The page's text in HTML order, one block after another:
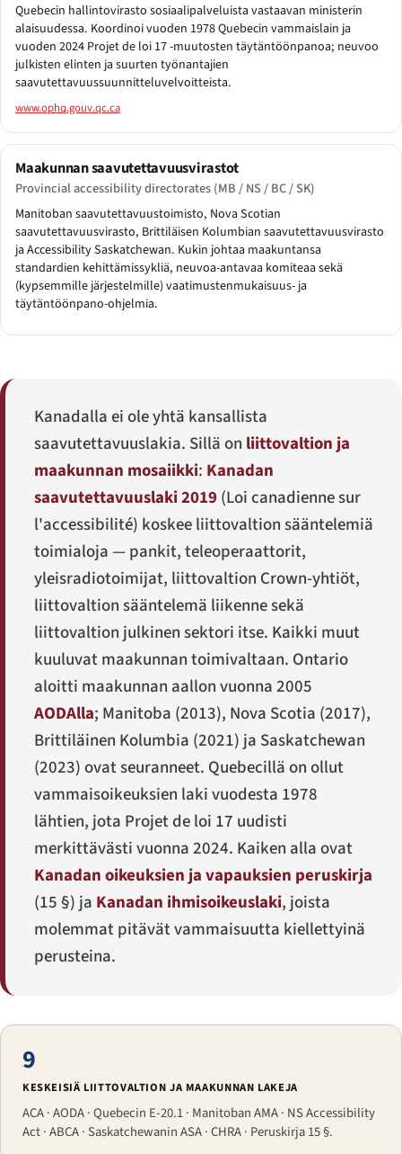
Quebecin hallintovirasto sosiaalipalveluista vastaavan ministerin
alaisuudessa. Koordinoi vuoden 1978 Quebecin vammaislain ja
vuoden 2024 Projet de loi 17 -muutosten täytäntöönpanoa; neuvoo
julkisten elinten ja suurten työnantajien
saavutettavuussuunnitteluvelvoitteista.
www.ophq.gouv.qc.ca
Maakunnan saavutettavuusvirastot
Provincial accessibility directorates (MB / NS / BC / SK)
Manitoban saavutettavuustoimisto, Nova Scotian
saavutettavuusvirasto, Brittiläisen Kolumbian saavutettavuusvirasto
ja Accessibility Saskatchewan. Kukin johtaa maakuntansa
standardien kehittämissykliä, neuvoa-antavaa komiteaa sekä
(kypsemmille järjestelmille) vaatimustenmukaisuus- ja
täytäntöönpano-ohjelmia.
Kanadalla ei ole yhtä kansallista
saavutettavuuslakia. Sillä on liittovaltion ja
maakunnan mosaiikki: Kanadan
saavutettavuuslaki 2019(Loi canadienne sur
l'accessibilité) koskee liittovaltion sääntelemiä
toimialoja — pankit, teleoperaattorit,
yleisradiotoimijat, liittovaltion Crown-yhtiöt,
liittovaltion sääntelemä liikenne sekä
liittovaltion julkinen sektori itse. Kaikki muut
kuuluvat maakunnan toimivaltaan. Ontario
aloitti maakunnan aallon vuonna 2005
AODAlla; Manitoba (2013), Nova Scotia (2017),
Brittiläinen Kolumbia (2021) ja Saskatchewan
(2023) ovat seuranneet. Quebecillä on ollut
vammaisoikeuksien laki vuodesta 1978
lähtien, jota Projet de loi 17 uudisti
merkittävästi vuonna 2024. Kaiken alla ovat
Kanadan oikeuksien ja vapauksien peruskirja
(15 §) ja Kanadan ihmisoikeuslaki, joista
molemmat pitävät vammaisuutta kiellettyinä
perusteina.
9
KESKEISIÄ LIITTOVALTION JA MAAKUNNAN LAKEJA
ACA · AODA · Quebecin E-20.1 · Manitoban AMA · NS Accessibility
Act · ABCA · Saskatchewanin ASA · CHRA · Peruskirja 15 §.